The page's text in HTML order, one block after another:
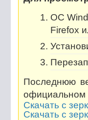
OC
Firefox
Последнюю
официальном
Скачать с
Скачать с